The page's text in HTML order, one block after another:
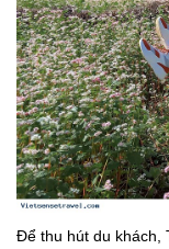
Để thu hút du khách,